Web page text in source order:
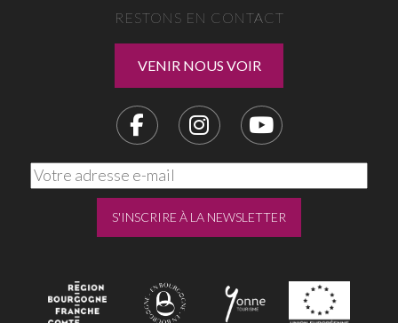
RESTONS EN CONTACT
VENIR NOUS VOIR